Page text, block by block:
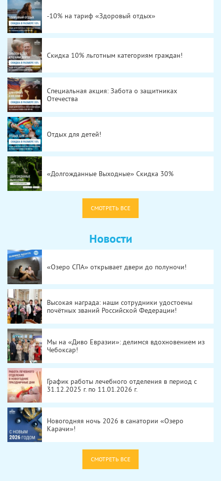
-10% на тариф «Здоровый отдых»
Скидка 10% льготным категориям граждан!
Специальная акция: Забота о защитниках
Отечества
Отдых для детей!
«Долгожданные Выходные» Скидка 30%
СМОТРЕТЬ ВСЕ
Новости
«Озеро СПА» открывает двери до полуночи!
Высокая награда: наши сотрудники удостоены
почётных званий Российской Федерации!
Мы на «Диво Евразии»: делимся вдохновением из
Чебоксар!
График работы лечебного отделения в период с
31.12.2025 г. по 11.01.2026 г.
Новогодняя ночь 2026 в санатории «Озеро
Карачи»!
СМОТРЕТЬ ВСЕ